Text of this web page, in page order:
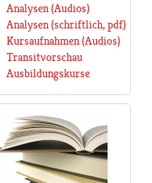
Analysen (Audios)
Analysen (schriftlich, pdf)
Kursaufnahmen (Audios)
Transitvorschau
Ausbildungskurse